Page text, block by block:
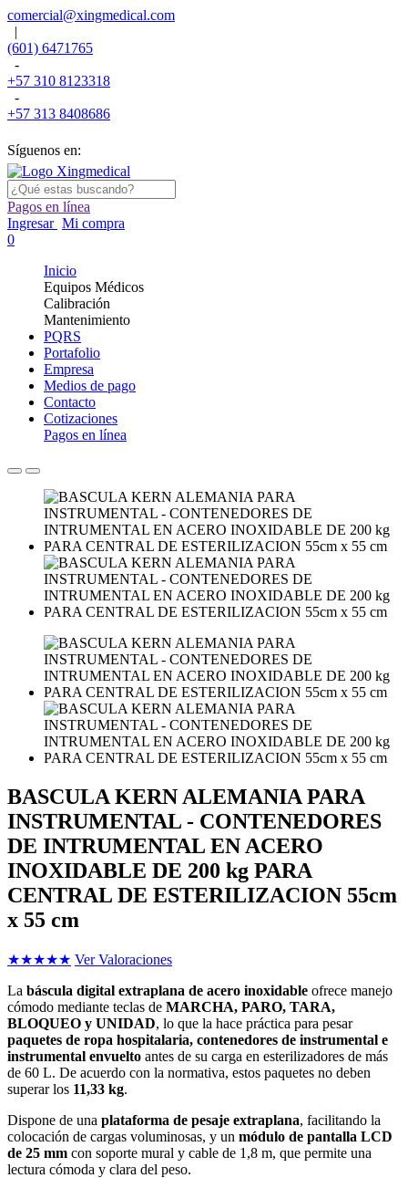
comercial@xingmedical.com
|
(601) 6471765
-
+57 310 8123318
-
+57 313 8408686
Síguenos en:
Pagos en línea
Ingresar Mi compra
0
Inicio
Equipos Médicos
Calibración
Mantenimiento
PQRS
Portafolio
Empresa
Medios de pago
Contacto
Cotizaciones
Pagos en línea
BASCULA KERN ALEMANIA PARA
INSTRUMENTAL - CONTENEDORES
DE INTRUMENTAL EN ACERO
INOXIDABLE DE 200 kg PARA
CENTRAL DE ESTERILIZACION 55cm
x 55 cm
★★★★★ Ver Valoraciones
La báscula digital extraplana de acero inoxidable ofrece manejo
cómodo mediante teclas de MARCHA, PARO, TARA,
BLOQUEO y UNIDAD, lo que la hace práctica para pesar
paquetes de ropa hospitalaria, contenedores de instrumental e
instrumental envuelto antes de su carga en esterilizadores de más
de 60 L. De acuerdo con la normativa, estos paquetes no deben
superar los 11,33 kg.
Dispone de una plataforma de pesaje extraplana, facilitando la
colocación de cargas voluminosas, y un módulo de pantalla LCD
de 25 mm con soporte mural y cable de 1,8 m, que permite una
lectura cómoda y clara del peso.